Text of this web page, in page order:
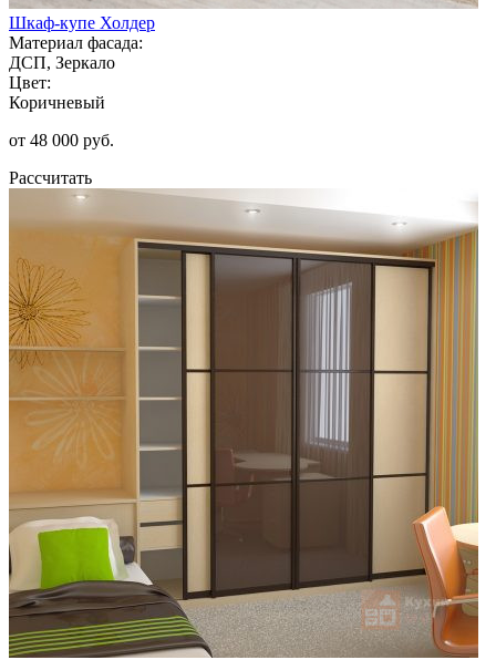
Шкаф-купе Холдер
Материал фасада:
ДСП, Зеркало
Цвет:
Коричневый
от 48 000 руб.
Рассчитать